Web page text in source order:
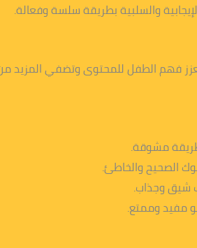
والسلبية بطريقة سلسة وفعالة.
فهم الطفل للمحتوى وتضفي المزيد
مشوقة.
الصحيح والخاطئ.
شيق وجذاب.
مفيد وممتع.